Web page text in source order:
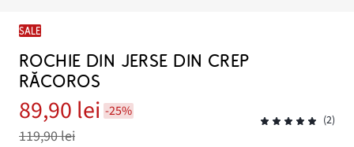
SALE
ROCHIE DIN JERSE DIN CREP
RĂCOROS
89,90 lei -25%
119,90 lei
(2)